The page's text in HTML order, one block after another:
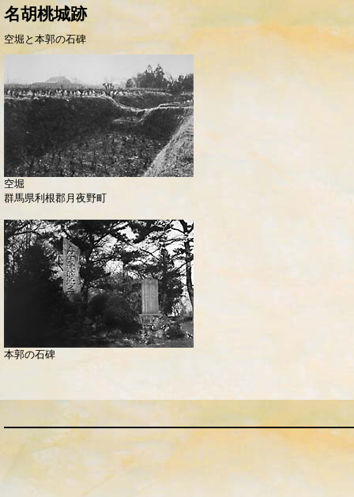
名胡桃城跡
空堀と本郭の石碑
空堀
群馬県利根郡月夜野町
本郭の石碑